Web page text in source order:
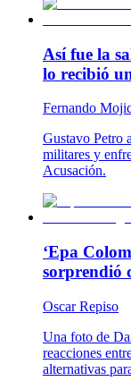
Así fue la
lo recibió
Fernando
Gustavo Petro
militares y
Acusación.
‘Epa
sorprendió
Oscar Repiso
Una foto de
reacciones
alternativas